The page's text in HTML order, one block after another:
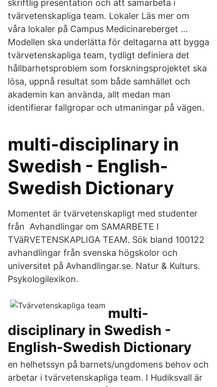
skriftlig presentation och att samarbeta i
tvärvetenskapliga team. Lokaler Läs mer om
våra lokaler på Campus Medicinareberget …
Modellen ska underlätta för deltagarna att bygga
tvärvetenskapliga team, tydligt definiera det
hållbarhetsproblem som forskningsprojektet ska
lösa, uppnå resultat som både samhället och
akademin kan använda, allt medan man
identifierar fallgropar och utmaningar på vägen.
multi-disciplinary in
Swedish - English-
Swedish Dictionary
Momentet är tvärvetenskapligt med studenter
från Avhandlingar om SAMARBETE I
TVäRVETENSKAPLIGA TEAM. Sök bland 100122
avhandlingar från svenska högskolor och
universitet på Avhandlingar.se. Natur & Kulturs.
Psykologilexikon.
multi-
disciplinary in Swedish -
English-Swedish Dictionary
en helhetssyn på barnets/ungdomens behov och
arbetar i tvärvetenskapliga team. I Hudiksvall är